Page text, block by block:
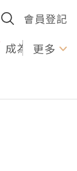
會員登記
成為U更多